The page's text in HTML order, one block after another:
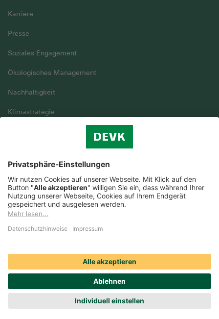
Karriere
Presse
Soziales Engagement
Ökologisches Management
Nachhaltigkeit
Klimastrategie
Streitbeilegung
Nutzungshinweise
EU-Transparenzverordnung
Cookie-Einstellungen
Barrierefreiheit